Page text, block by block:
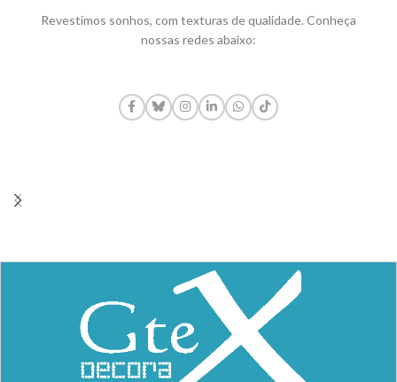
Revestimos sonhos, com texturas de qualidade. Conheça
nossas redes abaixo: